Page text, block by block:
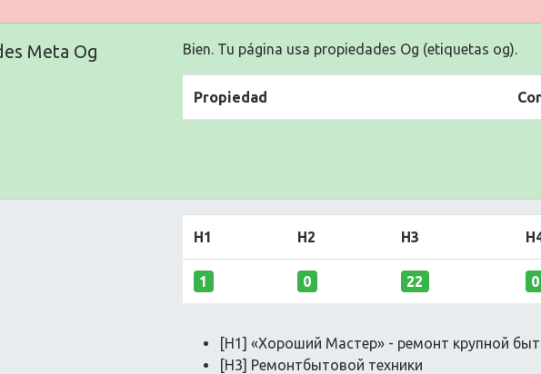
Meta Og Bien. Tu página usa propiedades Og (etiquetas og).
Propiedad
H1 H2 H3
1 0 22 0
[H1] «Хороший Мастер» - ремонт крупной
[H3] Ремонтбытовой техники